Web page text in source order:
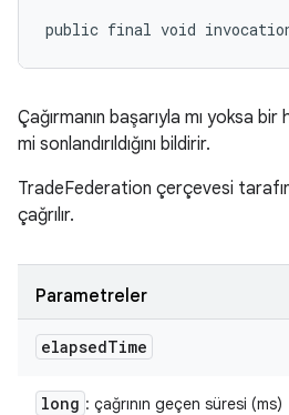
public final void
Çağırmanın başarıyla mı yoksa
mi sonlandırıldığını bildirir.
TradeFederation çerçevesi
çağrılır.
Parametreler
elapsedTime
long : çağrının geçen süresi (ms)